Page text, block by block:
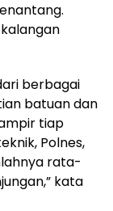
berbagai
batuan dan
tiap
Polnes,
rata-
kata